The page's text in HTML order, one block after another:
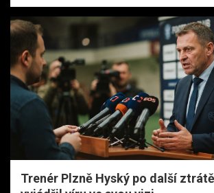
Trenér Plzně Hyský po další